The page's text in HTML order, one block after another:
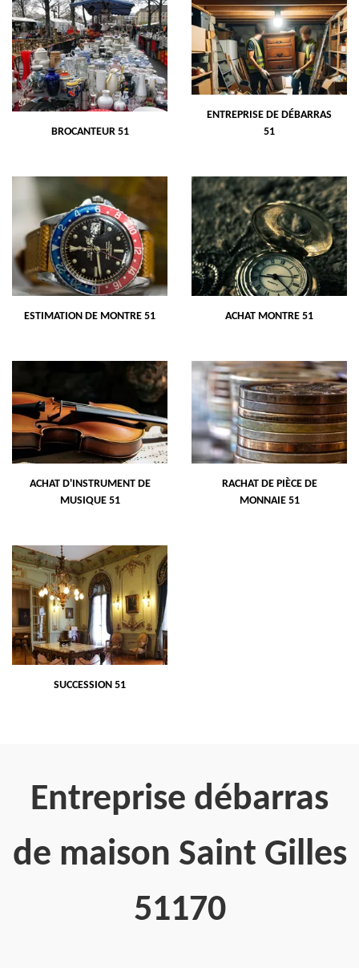
BROCANTEUR 51
ENTREPRISE DE DÉBARRAS
51
ESTIMATION DE MONTRE 51 ACHAT MONTRE 51
ACHAT D'INSTRUMENT DE
MUSIQUE 51
RACHAT DE PIÈCE DE
MONNAIE 51
SUCCESSION 51
Entreprise débarras
de maison Saint Gilles
51170